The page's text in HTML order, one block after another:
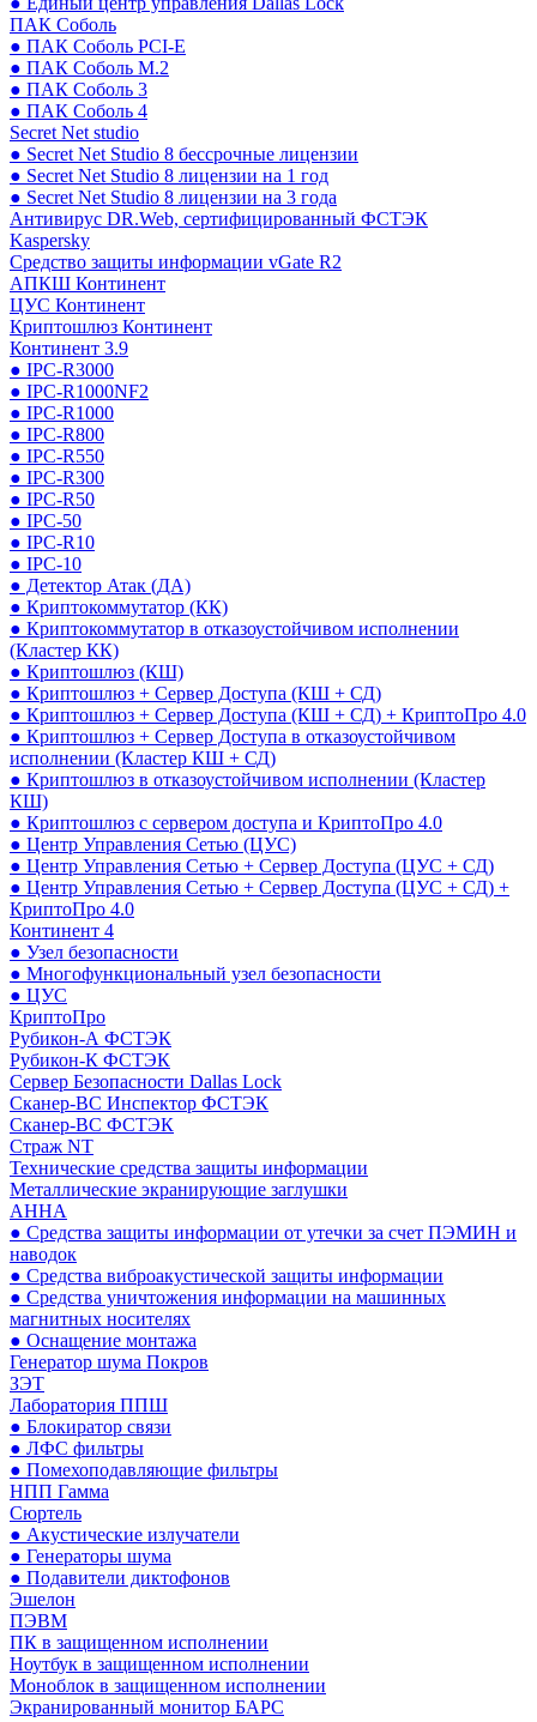
ПАК Соболь
● ПАК Соболь PCI-E
● ПАК Соболь М.2
● ПАК Соболь 3
● ПАК Соболь 4
Secret Net studio
● Secret Net Studio 8 бессрочные лицензии
● Secret Net Studio 8 лицензии на 1 год
● Secret Net Studio 8 лицензии на 3 года
Антивирус DR.Web, сертифицированный ФСТЭК
Kaspersky
Средство защиты информации vGate R2
АПКШ Континент
ЦУС Континент
Криптошлюз Континент
Континент 3.9
● IPC-R3000
● IPC-R1000NF2
● IPC-R1000
● IPC-R800
● IPC-R550
● IPC-R300
● IPC-R50
● IPC-50
● IPC-R10
● IPC-10
● Детектор Атак (ДА)
● Криптокоммутатор (КК)
● Криптокоммутатор в отказоустойчивом исполнении
(Кластер КК)
● Криптошлюз (КШ)
● Криптошлюз + Сервер Доступа (КШ + СД)
● Криптошлюз + Сервер Доступа (КШ + СД) + КриптоПро 4.0
● Криптошлюз + Сервер Доступа в отказоустойчивом
исполнении (Кластер КШ + СД)
● Криптошлюз в отказоустойчивом исполнении (Кластер
КШ)
● Криптошлюз с сервером доступа и КриптоПро 4.0
● Центр Управления Сетью (ЦУС)
● Центр Управления Сетью + Сервер Доступа (ЦУС + СД)
● Центр Управления Сетью + Сервер Доступа (ЦУС + СД) +
КриптоПро 4.0
Континент 4
● Узел безопасности
● Многофункциональный узел безопасности
● ЦУС
КриптоПро
Рубикон-А ФСТЭК
Рубикон-К ФСТЭК
Сервер Безопасности Dallas Lock
Сканер-ВС Инспектор ФСТЭК
Сканер-ВС ФСТЭК
Страж NT
Технические средства защиты информации
Металлические экранирующие заглушки
АННА
● Средства защиты информации от утечки за счет ПЭМИН и
наводок
● Средства виброакустической защиты информации
● Средства уничтожения информации на машинных
магнитных носителях
● Оснащение монтажа
Генератор шума Покров
ЗЭТ
Лаборатория ППШ
● Блокиратор связи
● ЛФС фильтры
● Помехоподавляющие фильтры
НПП Гамма
Сюртель
● Акустические излучатели
● Генераторы шума
● Подавители диктофонов
Эшелон
ПЭВМ
ПК в защищенном исполнении
Ноутбук в защищенном исполнении
Моноблок в защищенном исполнении
Экранированный монитор БАРС